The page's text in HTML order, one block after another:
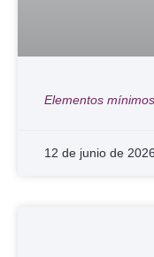
Elementos
12 de junio de 2026